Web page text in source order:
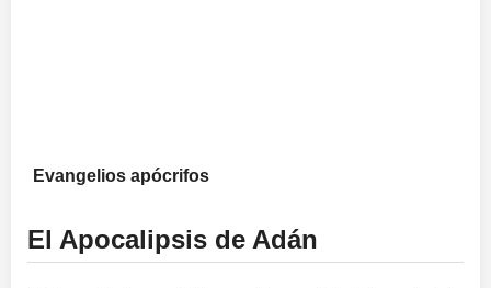
Evangelios apócrifos
El Apocalipsis de Adán